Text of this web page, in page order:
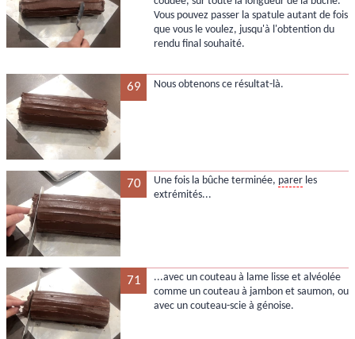
Vous pouvez passer la spatule autant de fois
que vous le voulez, jusqu'à l'obtention du
rendu final souhaité.
69 Nous obtenons ce résultat-là.
70 Une fois la bûche terminée, parerles
extrémités...
71
...avec un couteau à lame lisse et alvéolée
comme un couteau à jambon et saumon, ou
avec un couteau-scie à génoise.